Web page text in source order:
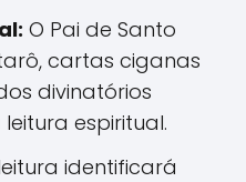
O Pai de Santo
cartas ciganas
divinatórios
espiritual.
identificará